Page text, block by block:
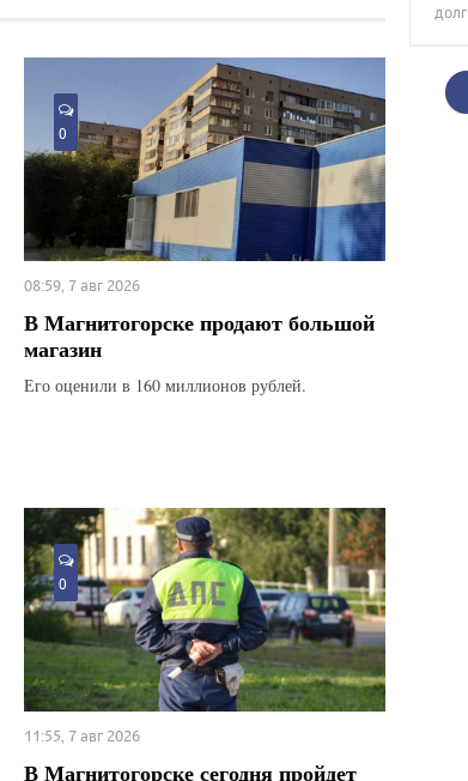
0
08:59, 7 авг 2026
В Магнитогорске продают большой
магазин
Его оценили в 160 миллионов рублей.
0
11:55, 7 авг 2026
В Магнитогорске сегодня пройдет
долг